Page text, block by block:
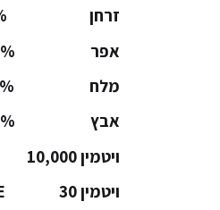
זרחן 1% (מינ')
אפר % 7.3 (מקס')
מלח 1.0% (מקס')
אבץ % 125 מ"ג/ק"ג (מינ')
ויטמין A 10,000 יחב"ל/ק"ג (מינ')
ויטמין E 30 יחב"ל/ק"ג (מינ')